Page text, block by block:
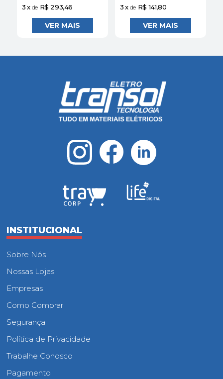
3x de R$ 293,46 3x de R$ 141,80
INSTITUCIONAL
Sobre Nós
Nossas Lojas
Empresas
Como Comprar
Segurança
Política de Privacidade
Trabalhe Conosco
Pagamento